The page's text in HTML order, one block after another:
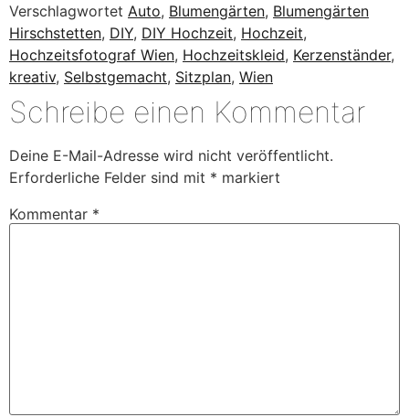
Verschlagwortet Auto, Blumengärten, Blumengärten
Hirschstetten, DIY, DIY Hochzeit, Hochzeit,
Hochzeitsfotograf Wien, Hochzeitskleid, Kerzenständer,
kreativ, Selbstgemacht, Sitzplan, Wien
Schreibe einen Kommentar
Deine E-Mail-Adresse wird nicht veröffentlicht.
Erforderliche Felder sind mit * markiert
Kommentar *